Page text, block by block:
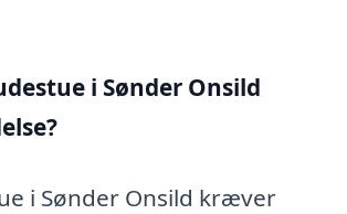
i Sønder Onsild
i Sønder Onsild kræver